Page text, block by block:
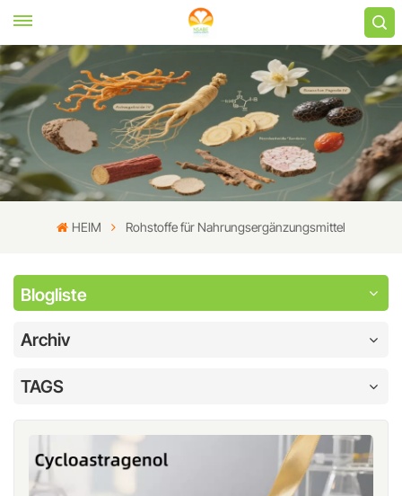
HEIM Rohstoffe für Nahrungsergänzungsmittel
Blogliste
Archiv
TAGS